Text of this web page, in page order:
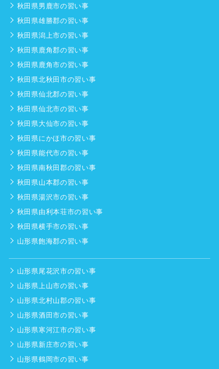
秋田県男鹿市の習い事
秋田県雄勝郡の習い事
秋田県潟上市の習い事
秋田県鹿角郡の習い事
秋田県鹿角市の習い事
秋田県北秋田市の習い事
秋田県仙北郡の習い事
秋田県仙北市の習い事
秋田県大仙市の習い事
秋田県にかほ市の習い事
秋田県能代市の習い事
秋田県南秋田郡の習い事
秋田県山本郡の習い事
秋田県湯沢市の習い事
秋田県由利本荘市の習い事
秋田県横手市の習い事
山形県飽海郡の習い事
山形県尾花沢市の習い事
山形県上山市の習い事
山形県北村山郡の習い事
山形県酒田市の習い事
山形県寒河江市の習い事
山形県新庄市の習い事
山形県鶴岡市の習い事